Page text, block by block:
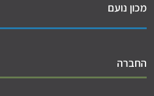
מכון נועם
החברה